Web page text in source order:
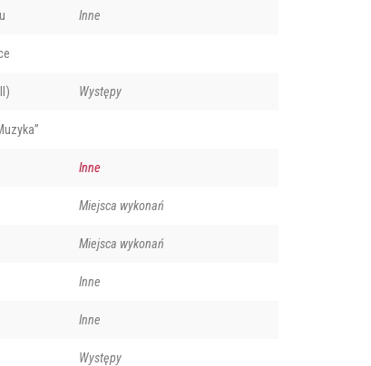
Inne
Występy
Inne
Miejsca wykonań
Miejsca wykonań
Inne
Inne
Występy